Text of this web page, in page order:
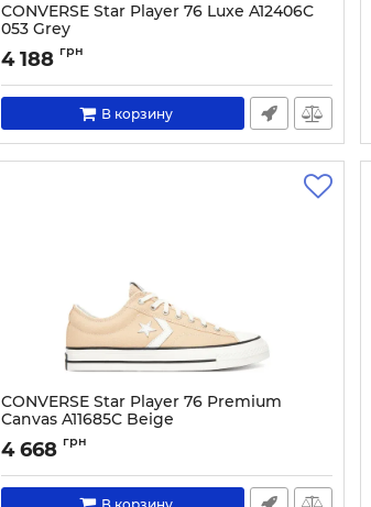
CONVERSE Star Player 76 Luxe A12406C
053 Grey
Артикул: 0000304944819-37
4 188 грн
В корзину
CONVERSE Star Player 76 Premium
Canvas A11685C Beige
Артикул: 0000305511263-40
4 668 грн
В корзину